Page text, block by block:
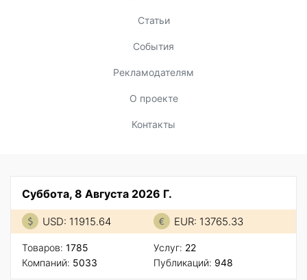
Статьи
События
Рекламодателям
О проекте
Контакты
Суббота, 8 Августа 2026 Г.
USD: 11915.64 EUR: 13765.33
Товаров: 1785
Компаний: 5033
Услуг: 22
Публикаций: 948